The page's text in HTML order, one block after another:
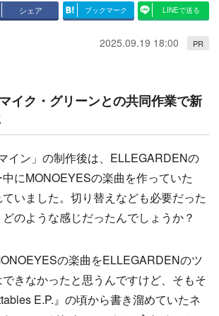
シェア ブックマーク LINEで送る
2025.09.19 18:00 PR
イク・グリーンとの共同作業で新
イン」の制作後は、ELLEGARDENの
にMONOEYESの楽曲を作っていた
いました。切り替えなども必要だった
のような感じだったんでしょうか？
の楽曲をELLEGARDENのツ
きなかったと思うんですけど、そもそ
E.P.』の頃から書き溜めていたネ